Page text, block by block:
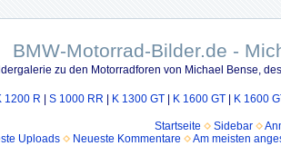
BMW-Motorrad-Bilder.de -
zu den Motorradforen von Michael Bense,
1200 R S 1000 RR K 1300 GT K 1600 GT K 1600
Startseite Sidebar
Uploads Neueste Kommentare Am meisten